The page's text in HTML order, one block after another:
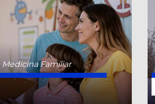
Medicina Familiar